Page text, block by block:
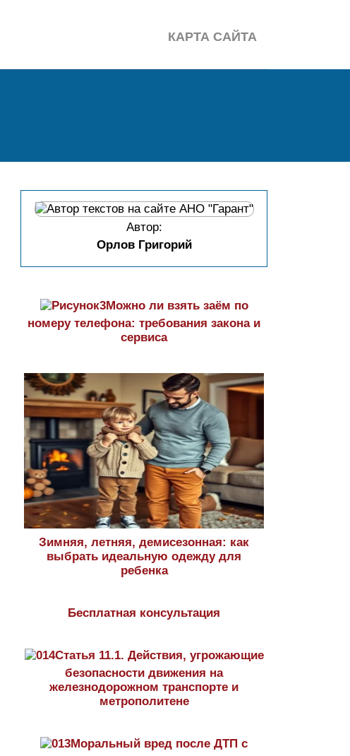
КАРТА САЙТА
Автор:
Орлов Григорий
Можно ли взять заём по
номеру телефона: требования закона и
сервиса
Зимняя, летняя, демисезонная: как
выбрать идеальную одежду для
ребенка
Бесплатная консультация
Статья 11.1. Действия, угрожающие
безопасности движения на
железнодорожном транспорте и
метрополитене
Моральный вред после ДТП с